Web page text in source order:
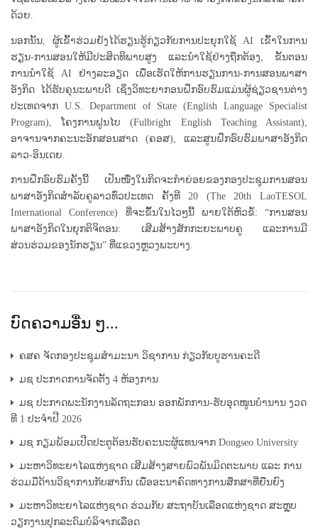
ດ້ວຍ.
ນອກນັ້ນ, ຜູ້ເຂົ້າຮ່ວມຍັງໄດ້ຮຽນຮູ້ກ່ຽວກັບການປະຍຸກໃຊ້ AI ເຂົ້າໃນການ
ຮຽນ-ການສອນໃຫ້ມີປະສິດທິພາບສູງ ແລະນຳໃຊ້ຢ່າງຖືກຕ້ອງ, ຂັ້ນຕອນ
ການນຳໃຊ້ AI ຢ່າງລະອຽດ ເພື່ອເຮັດໃຫ້ການຮຽນການ-ການສອນພາສາ
ອັງກິດ ໄດ້ຮັບຄຸນະພາບດີ ເຊິ່ງວິທະຍາກອນຝຶກອົບຮົມແມ່ນຜູ້ຊ່ຽວຊານຕ່າງ
ປະເທດຈາກ U.S. Department of State (English Language Specialist
Program), ໂຄງການຟູນໄບ (Fulbright English Teaching Assistant),
ອາຈານຈາກຄະນະອັກສອນສາດ (ຄອສ), ແລະສູນຝຶກອົບຮົມພາສາອັງກິດ
ລາວ-ອິນເດຍ.
ການຝຶກອົບຮົມຄັ້ງນີ້ ເປັນໜື່ງໃນກິດຈະກຳຍ່ອຍຂອງກອງປະຊຸມການສອນ
ພາສາອັງກິດສຳລັບຄູລາວທົ່ວປະເທດ ຄັ້ງທີ 20 (The 20th LaoTESOL
International Conference) ທີ່ຈະຂຶ້່້ນໃນໄວໆນີ້ ພາຍໃຕ້ຫົວຂໍ້: “ການສອນ
ພາສາອັງກິດໃນຍຸກຕິຈິຕອນ: ເສີມສ້າງສັກກະຍະພາບຄູ ແລະການມີ
ສ່ວນຮ່ວມຂອງນັກຮຽນ” ທີ່ແຂວງຫຼວງພະບາງ.
ບົດຄວາມອື່ນ ໆ...
ຄສຄ ຈັດກອງປະຊຸມສຳມະນາ ວິຊາການ ກ່ຽວກັບບູຮານຄະດີ
ມຊ ປະກາດການຈັດຕັ້ງ 4 ຫ້ອງການ
ມຊ ປະກາດພະນັກງານລັດຖະກອນ ອອກພັກການ-ຮັບອຸດໜູນບຳນານ ງວດ
ທີ 1 ປະຈຳປີ 2026
ມຊ ກຽມພ້ອມເປີດປະຕູຕ້ອນຮັບຄະນະຜູ້ແທນຈາກ Dongseo University
ມະຫາວິທະຍາໄລແຫ່ງຊາດ ເສີມສ້າງສາຍພົວພັນມິດຕະພາບ ແລະ ການ
ຮ່ວມມືດ້ານວິຊາການກັບສາກົນ ເພື່ອອະນາຄົດທາງການສຶກສາທີ່ຍືນຍົງ
ມະຫາວິທະຍາໄລແຫ່ງຊາດ ຮ່ວມກັບ ສະຖາບັນເລືອດແຫ່ງຊາດ ສະຫຼຸບ
ວຽກງານປຸກລະດົມບໍລິຈາກເລືອດ